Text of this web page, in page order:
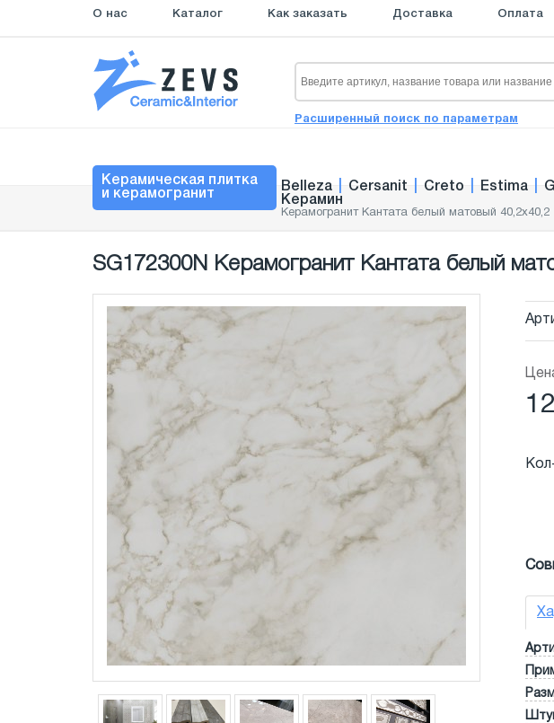
О нас Каталог Как заказать Доставка Оплата
Расширенный поиск по параметрам
Керамическая плитка
и керамогранит
Belleza Cersanit Creto Estima
Керамин
Керамогранит Кантата белый матовый 40,2x40,2
SG172300N Керамогранит Кантата белый